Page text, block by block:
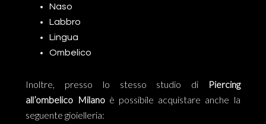
Naso
Labbro
Lingua
Ombelico
Inoltre, presso lo stesso studio di
Piercing
all’ombelico Milanoè possibile acquistare anche la
seguente gioielleria: